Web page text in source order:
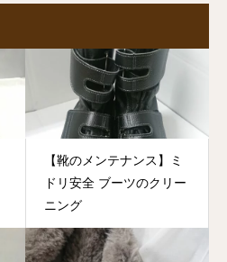
【靴のメンテナンス】ミ
ドリ安全 ブーツのクリー
ニング